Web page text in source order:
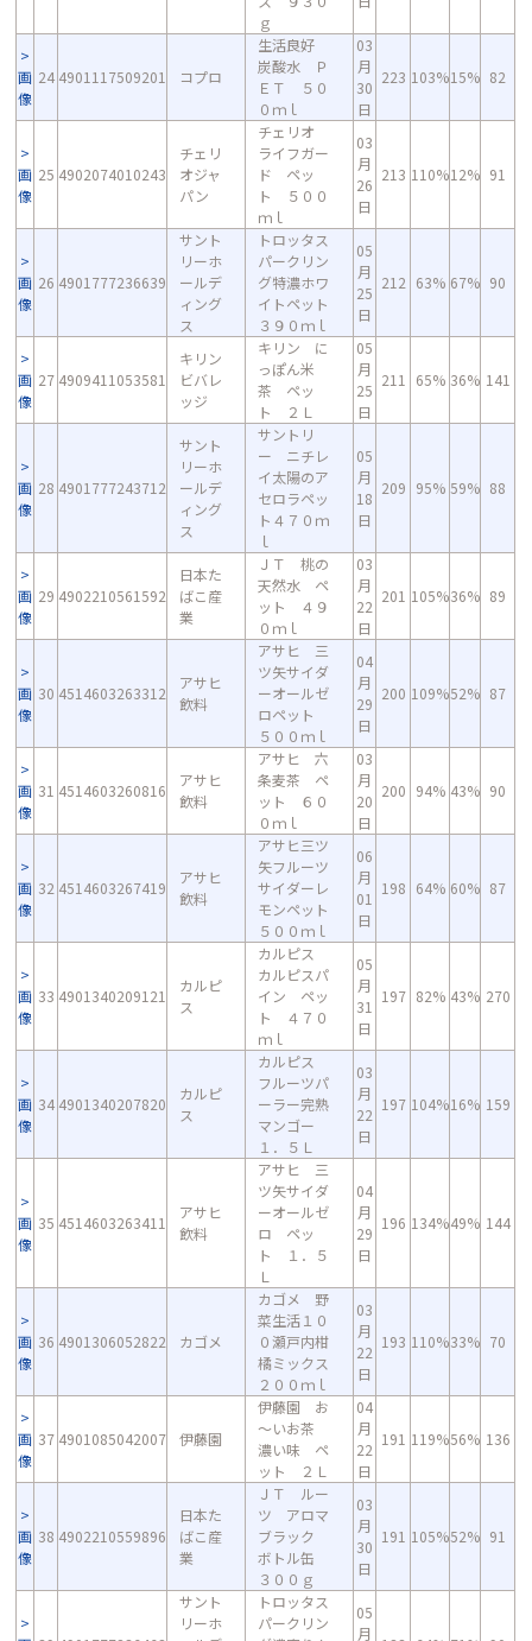
ｇ
画
像
24 4901117509201 コプロ
生活良好
炭酸水 Ｐ
ＥＴ ５０
０ｍｌ
03
月
30
日
223 103%15% 82
画
像
25 4902074010243
チェリ
オジャ
パン
チェリオ
ライフガー
ド ペッ
ト ５００
ｍｌ
03
月
26
日
213 110%12% 91
画
像
26 4901777236639
サント
リーホ
ールデ
ィング
ス
トロッタス
パークリン
グ特濃ホワ
イトペット
３９０ｍｌ
05
月
25
日
212 63% 67% 90
画
像
27 4909411053581
キリン
ビバレ
ッジ
キリン に
っぽん米
茶 ペッ
ト ２Ｌ
05
月
25
日
211 65% 36% 141
画
像
28 4901777243712
サント
リーホ
ールデ
ィング
ス
サントリ
ー ニチレ
イ太陽のア
セロラペッ
ト４７０ｍ
ｌ
05
月
18
日
209 95% 59% 88
画
像
29 4902210561592
日本た
ばこ産
業
ＪＴ 桃の
天然水 ペ
ット ４９
０ｍｌ
03
月
22
日
201 105%36% 89
画
像
30 4514603263312
アサヒ
飲料
アサヒ 三
ツ矢サイダ
ーオールゼ
ロペット
５００ｍｌ
04
月
29
日
200 109%52% 87
画
像
31 4514603260816
アサヒ
飲料
アサヒ 六
条麦茶 ペ
ット ６０
０ｍｌ
03
月
20
日
200 94% 43% 90
画
像
32 4514603267419
アサヒ
飲料
アサヒ三ツ
矢フルーツ
サイダーレ
モンペット
５００ｍｌ
06
月
01
日
198 64% 60% 87
画
像
33 4901340209121
カルピ
ス
カルピス
カルピスパ
イン ペッ
ト ４７０
ｍｌ
05
月
31
日
197 82% 43% 270
画
像
34 4901340207820
カルピ
ス
カルピス
フルーツパ
ーラー完熟
マンゴー
１．５Ｌ
03
月
22
日
197 104%16% 159
画
像
35 4514603263411
アサヒ
飲料
アサヒ 三
ツ矢サイダ
ーオールゼ
ロ ペッ
ト １．５
Ｌ
04
月
29
日
196 134%49% 144
画
像
36 4901306052822 カゴメ
カゴメ 野
菜生活１０
０瀬戸内柑
橘ミックス
２００ｍｌ
03
月
22
日
193 110%33% 70
画
像
37 4901085042007 伊藤園
伊藤園 お
～いお茶
濃い味 ペ
ット ２Ｌ
04
月
22
日
191 119%56% 136
画
像
38 4902210559896
日本た
ばこ産
業
ＪＴ ルー
ツ アロマ
ブラック
ボトル缶
３００ｇ
03
月
30
日
191 105%52% 91
サント
リーホ
トロッタス
パークリン
05
月